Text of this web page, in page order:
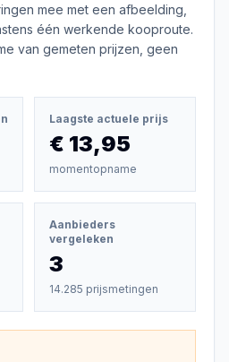
mee met een afbeelding,
één werkende kooproute.
van gemeten prijzen, geen
Laagste actuele prijs
€ 13,95
momentopname
Aanbieders
vergeleken
3
14.285 prijsmetingen